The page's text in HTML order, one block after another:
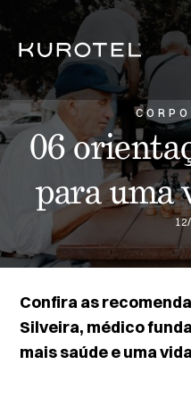
06
para uma
Confira as
Silveira, médico
mais saúde e uma